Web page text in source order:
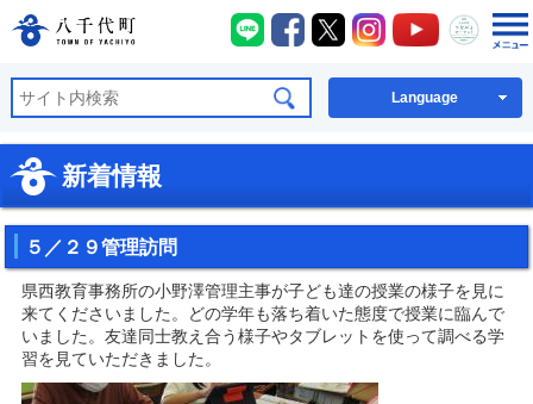
八千代町公式ホームページ
八千代町LINE
八千代町Facebook
八千代町X八千代町Instagram
八千代町
八千
Language
新着情報
５／２９管理訪問
県西教育事務所の小野澤管理主事が子ども達の授業の様子を見に
来てくださいました。どの学年も落ち着いた態度で授業に臨んで
いました。友達同士教え合う様子やタブレットを使って調べる学
習を見ていただきました。